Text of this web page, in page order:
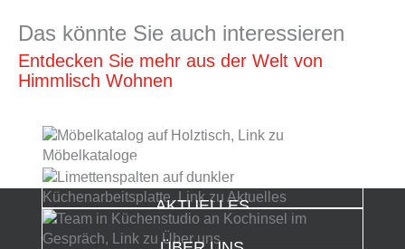
Das könnte Sie auch interessieren
Entdecken Sie mehr aus der Welt von
Himmlisch Wohnen
MÖBELKATALOGE
AKTUELLES